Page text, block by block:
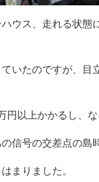
ウス、走れる状
いたのですが、
円以上かかるし、
信号の交差点の島
まりました。